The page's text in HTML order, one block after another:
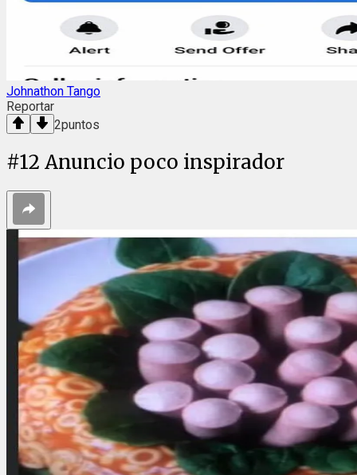
Johnathon Tango
Reportar
2puntos
#12 Anuncio poco inspirador